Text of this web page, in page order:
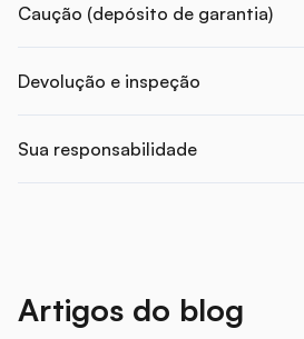
Caução (depósito de garantia)
Devolução e inspeção
Sua responsabilidade
Artigos do blog